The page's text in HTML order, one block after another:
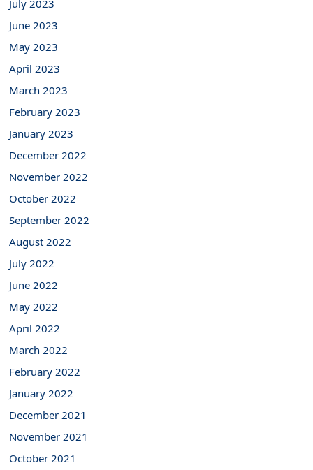
July 2023
June 2023
May 2023
April 2023
March 2023
February 2023
January 2023
December 2022
November 2022
October 2022
September 2022
August 2022
July 2022
June 2022
May 2022
April 2022
March 2022
February 2022
January 2022
December 2021
November 2021
October 2021